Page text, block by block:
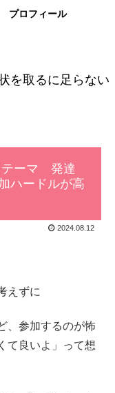
を取るに足らない
プロフィール
テーマ 発達
ハードルが高
2024.08.12
えずに
、参加するのが怖
て良いよ」って想